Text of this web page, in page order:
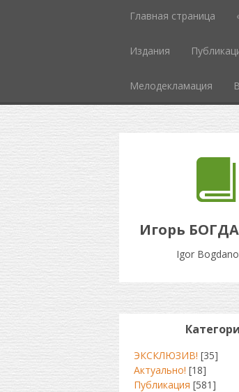
Главная страница
Издания
Мелодекламация
Игорь
Igor
ЭКСКЛЮЗИВ! [35]
Актуально! [18]
Публикация [581]